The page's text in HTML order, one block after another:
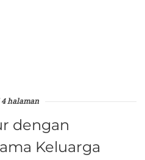
halaman
dengan
Keluarga